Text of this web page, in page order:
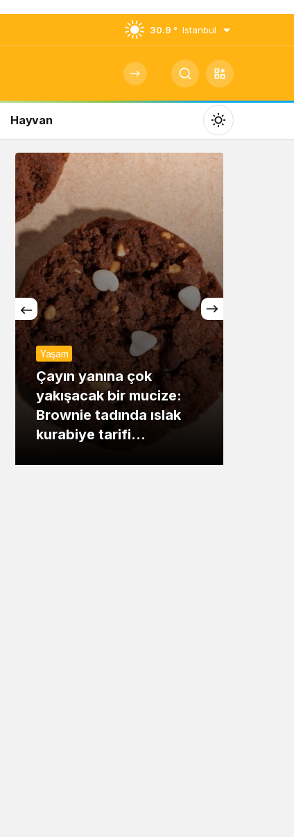
30.9 ° Istanbul
Hayvan
Mod
değiştir
Gündüz Modu
Gündüz modunu seçin.
Gece Modu
Gece modunu seçin.
Sistem Modu
Sistem modunu seçin.
Yaşam
Çayın yanına çok
yakışacak bir mucize:
Brownie tadında ıslak
kurabiye tarifi…